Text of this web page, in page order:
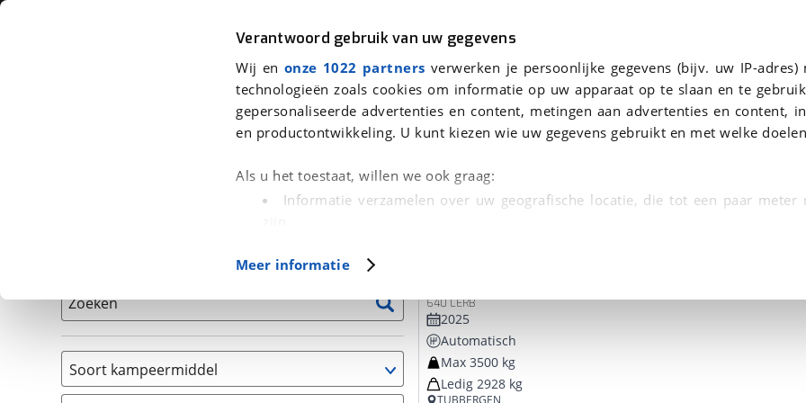
Verantwoord gebruik van uw gegevens
Wij en onze 1022 partners verwerken je persoonlijke gegevens (bijv. uw IP-adres)
technologieën zoals cookies om informatie op uw apparaat op te slaan en te
gepersonaliseerde advertenties en content, metingen aan advertenties en content,
en productontwikkeling. U kunt kiezen wie uw gegevens gebruikt en met welke
Als u het toestaat, willen we ook graag:
Informatie verzamelen over uw geografische locatie, die tot een paar meter
(fingerprinting)
in. U kunt uw toestemming op elk moment wijzigen of
Cookieverklaring.
Met cookies en vergelijkbare technieken zorgen we voor een betere en meer
Functionele cookies zorgen ervoor dat de website goed werkt. Ook gebruiken we
Meer informatie
Auto Fiets Motor
Kampeervoertuigen
We hebben 1 kampeervoertuig voor je gevonden
Zoeken
Soort kampeermiddel
Camper (1)
640 LERB
2025
Automatisch
Max 3500 kg
Ledig 2928 kg
TUBBERGEN